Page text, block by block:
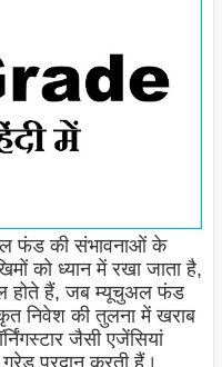
फंड की संभावनाओं के
को ध्यान में रखा जाता है,
होते हैं, जब म्यूचुअल फंड
निवेश की तुलना में खराब
जैसी एजेंसियां